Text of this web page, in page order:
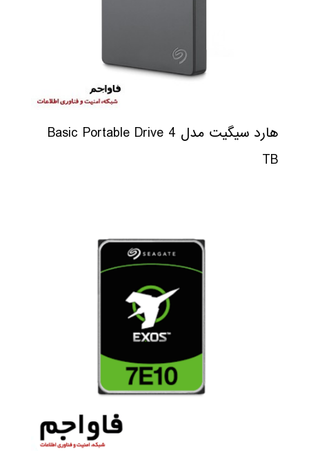
هارد سیگیت مدل Basic Portable Drive 4
TB